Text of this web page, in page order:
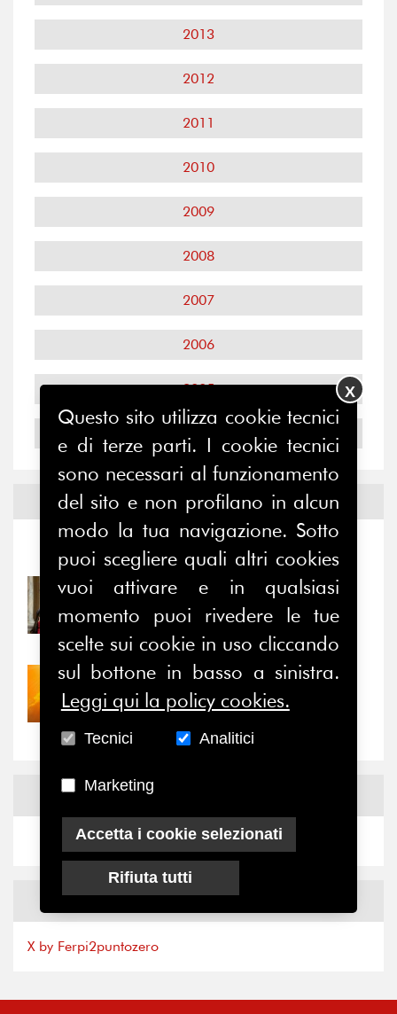
2013
2012
2011
2010
2009
2008
2007
2006
2005
Notizie edEventi
Eventi
31/07/2026
Prima della pausa estiva,
il valore di...
30/07/2026
Nove anni dopo la
News
NewsX
X by Ferpi2puntozero
Questo sito utilizza cookie tecnici
e di terze parti. I cookie tecnici
sono necessari al funzionamento
del sito e non profilano in alcun
modo la tua navigazione. Sotto
puoi scegliere quali altri cookies
vuoi attivare e in qualsiasi
momento puoi rivedere le tue
scelte sui cookie in uso cliccando
sul bottone in basso a sinistra.
Leggi qui la policy cookies.
Tecnici Analitici
Marketing
Accetta i cookie selezionati
Rifiuta tutti
X